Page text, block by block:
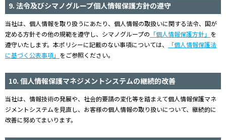
9. 法令及びシマノグループ個人情報保護方針の遵守
当社は、個人情報を取り扱うにあたり、個人情報の取扱いに関する法令、国が
定める方針その他の規範を遵守し、シマノグループの 「個人情報保護方針」 を
遵守いたします。本ポリシーに記載のない事項については、
「個人情報保護法
に基づく公表事項」 をご参照ください。
10. 個人情報保護マネジメントシステムの継続的改善
当社は、情報技術の発展や、社会的要請の変化等を踏まえて個人情報保護マネ
ジメントシステムを見直し、お客様の個人情報の取り扱いについて、継続的に
改善に努めてまいります。